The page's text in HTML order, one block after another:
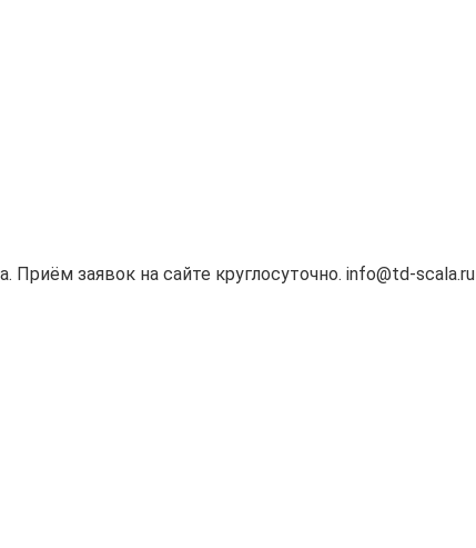
заявок на сайте круглосуточно. info@td-scala.ru